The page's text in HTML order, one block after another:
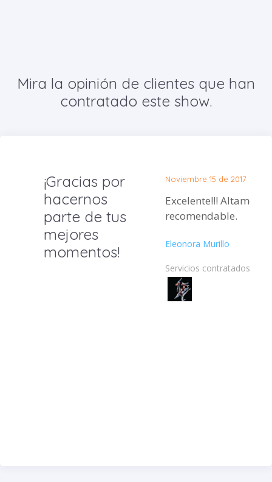
Mira la opinión de clientes que han
contratado este show.
¡Gracias por
hacernos
parte de tus
mejores
momentos!
Noviembre 15 de 2017
Excelente!!! Altamente
recomendable.
Eleonora Murillo
Servicios contratados: